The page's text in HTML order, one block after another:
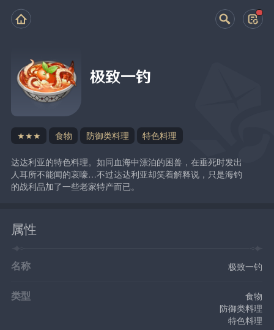
极致一钓
★★★ 食物 防御类料理 特色料理
达达利亚的特色料理。如同血海中漂泊的困兽，在垂死时发出
人耳所不能闻的哀嚎…不过达达利亚却笑着解释说，只是海钓
的战利品加了一些老家特产而已。
属性
名称 极致一钓
类型
食物
防御类料理
特色料理